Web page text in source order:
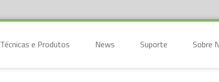
Técnicas e Produtos News Suporte Sobre